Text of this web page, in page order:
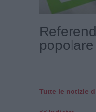
Tutte le notizie